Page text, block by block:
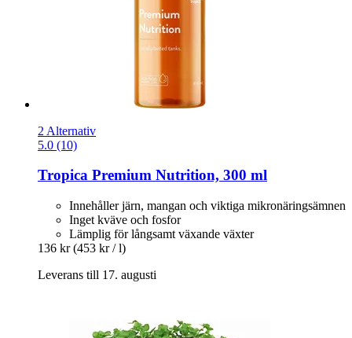
2 Alternativ
5.0 (10)
Tropica Premium Nutrition, 300 ml
Innehåller järn, mangan och viktiga mikronäringsämnen
Inget kväve och fosfor
Lämplig för långsamt växande växter
136 kr (453 kr / l)
Leverans till 17. augusti